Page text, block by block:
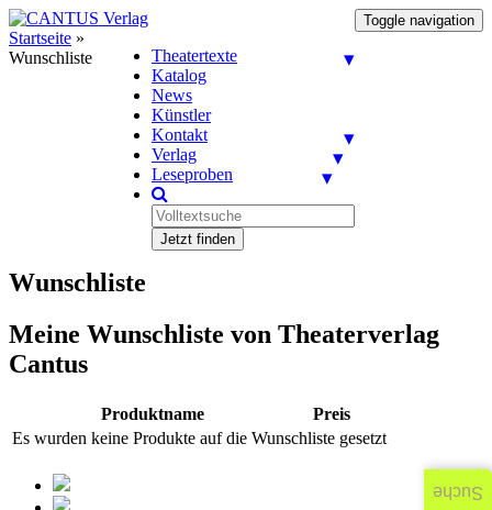
Toggle navigation
Theatertexte
Katalog
News
Künstler
Kontakt
Verlag
Leseproben
Jetzt finden
Startseite »
Wunschliste
Wunschliste
Meine Wunschliste von Theaterverlag
Cantus
Produktname
Preis
Es wurden keine Produkte auf die Wunschliste gesetzt
Suche